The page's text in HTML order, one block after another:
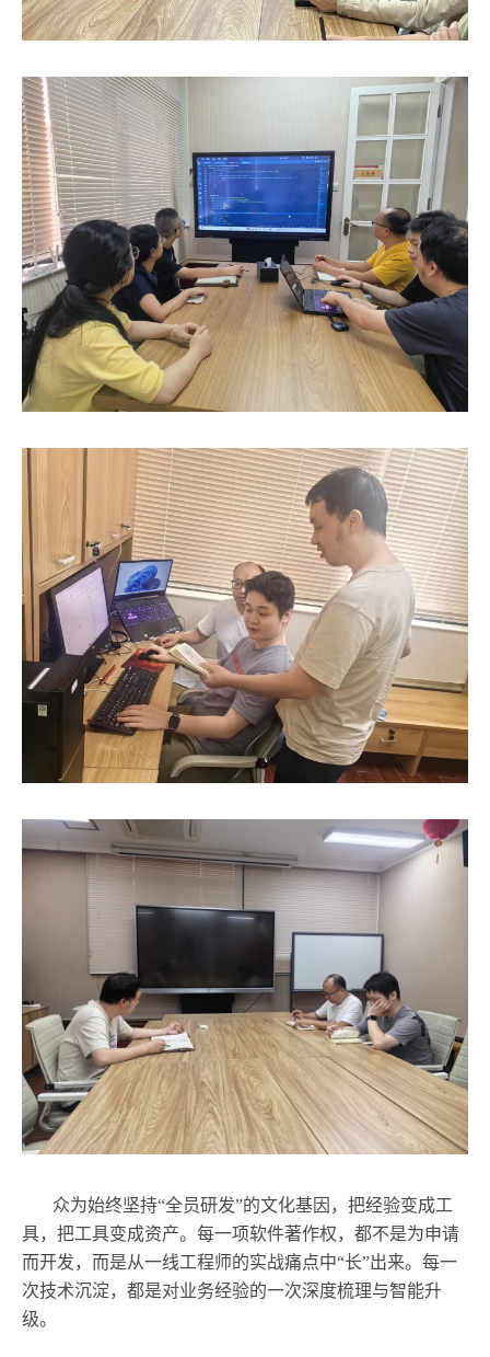
众为始终坚持“全员研发”的文化基因，把经验变成工
具，把工具变成资产。每一项软件著作权，都不是为申请
而开发，而是从一线工程师的实战痛点中“长”出来。每一
次技术沉淀，都是对业务经验的一次深度梳理与智能升
级。